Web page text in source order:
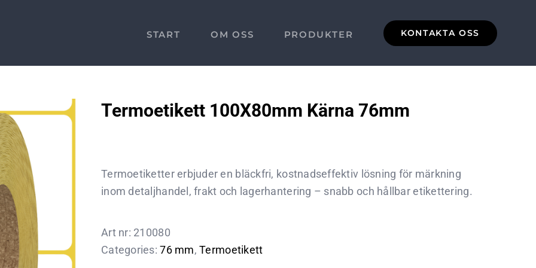
START OM OSS PRODUKTER KONTAKTA OSS
Termoetikett 100X80mm Kärna 76mm
Termoetiketter erbjuder en bläckfri, kostnadseffektiv lösning för märkning
inom detaljhandel, frakt och lagerhantering – snabb och hållbar etikettering.
Art nr: 210080
Categories:76 mm,Termoetikett